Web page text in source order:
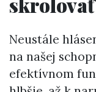
Neustále
na našej
efektívnom